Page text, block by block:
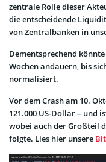
zentrale Rolle dieser
die entscheidende
von Zentralbanken in
Dementsprechend
Wochen andauern, bis
normalisiert.
Vor dem Crash am 10.
121.000 US-Dollar – und
wobei auch der Großteil
folgte. Lies hier unsere